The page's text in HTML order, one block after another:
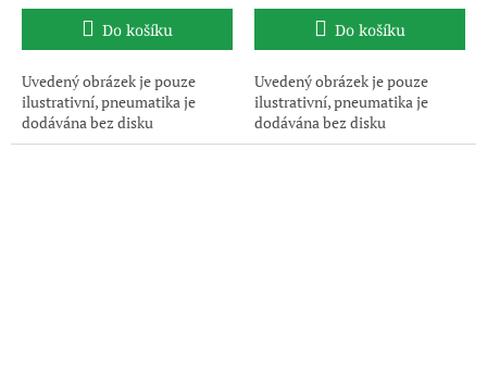
Do košíku
Uvedený obrázek je pouze
ilustrativní, pneumatika je
dodávána bez disku
Do košíku
Uvedený obrázek je pouze
ilustrativní, pneumatika je
dodávána bez disku